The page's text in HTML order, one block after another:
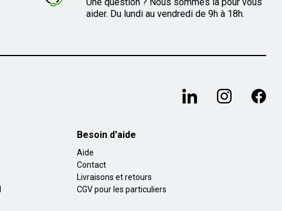
aider. Du lundi au vendredi de 9h à 18h.
Besoin d'aide
Aide
Contact
Livraisons et retours
CGV pour les particuliers